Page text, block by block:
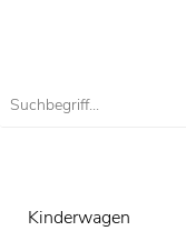
Kinderwagen